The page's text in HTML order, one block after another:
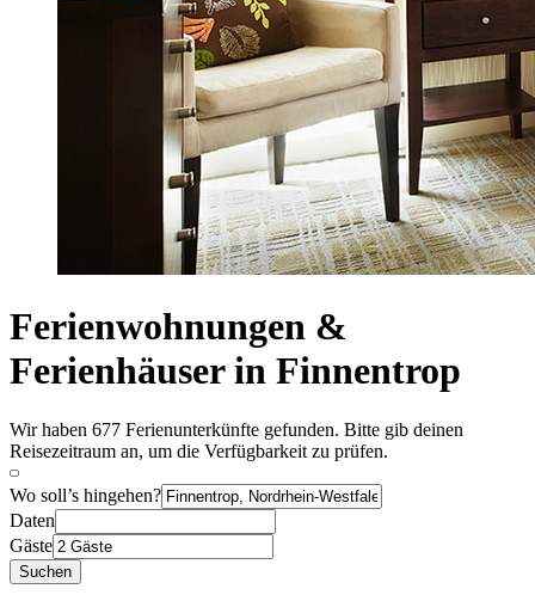
Ferienwohnungen &
Ferienhäuser in Finnentrop
Wir haben 677 Ferienunterkünfte gefunden. Bitte gib deinen
Reisezeitraum an, um die Verfügbarkeit zu prüfen.
Wo soll’s hingehen?
Daten
Gäste
Suchen